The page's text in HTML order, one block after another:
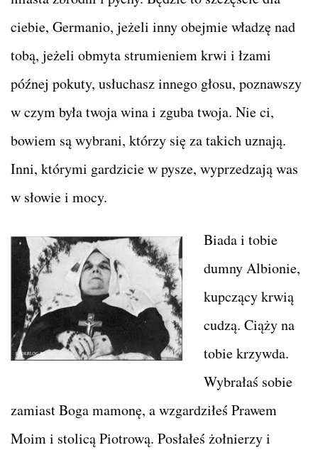
ciebie, Germanio, jeżeli inny obejmie władzę nad
tobą, jeżeli obmyta strumieniem krwi i łzami
późnej pokuty, usłuchasz innego głosu, poznawszy
w czym była twoja wina i zguba twoja. Nie ci,
bowiem są wybrani, którzy się za takich uznają.
Inni, którymi gardzicie w pysze, wyprzedzają was
w słowie i mocy.
Biada i tobie
dumny Albionie,
kupczący krwią
cudzą. Ciąży na
tobie krzywda.
Wybrałaś sobie
zamiast Boga mamonę, a wzgardziłeś Prawem
Moim i stolicą Piotrową. Posłałeś żołnierzy i